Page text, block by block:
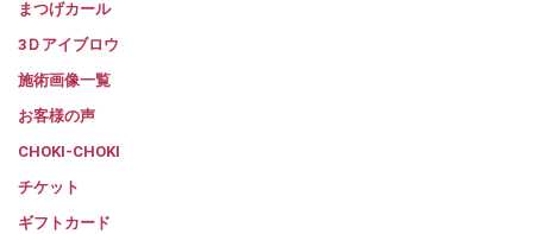
まつげカール
3Ｄアイブロウ
施術画像一覧
お客様の声
CHOKI-CHOKI
チケット
ギフトカード